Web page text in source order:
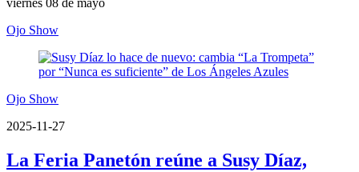
viernes 08 de mayo
Ojo Show
Ojo Show
2025-11-27
La Feria Panetón reúne a Susy Díaz,